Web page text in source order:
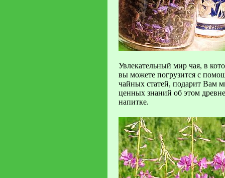
Увлекательный мир чая, в
вы можете погрузится с
чайных статей, подарит Вам
ценных знаний об этом
напитке.